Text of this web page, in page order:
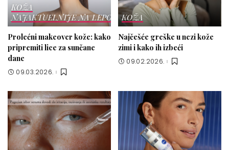
KOŽA
NAJAKTUELNIJE NA LEPOTICI
Prolećni makeover kože: kako
pripremiti lice za sunčane
dane
09.03.2026.
KOŽA
Najčešće greške u nezi kože
zimi i kako ih izbeći
09.02.2026.